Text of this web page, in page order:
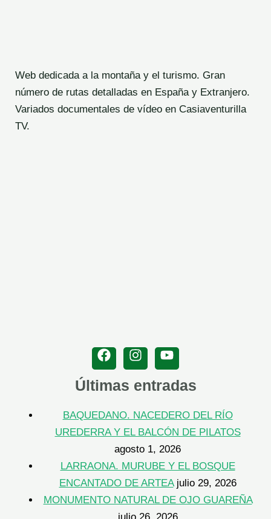
Web dedicada a la montaña y el turismo. Gran
número de rutas detalladas en España y Extranjero.
Variados documentales de vídeo en Casiaventurilla
TV.
Últimas entradas
BAQUEDANO. NACEDERO DEL RÍO
UREDERRA Y EL BALCÓN DE PILATOS
agosto 1, 2026
LARRAONA. MURUBE Y EL BOSQUE
ENCANTADO DE ARTEA julio 29, 2026
MONUMENTO NATURAL DE OJO GUAREÑA
julio 26, 2026